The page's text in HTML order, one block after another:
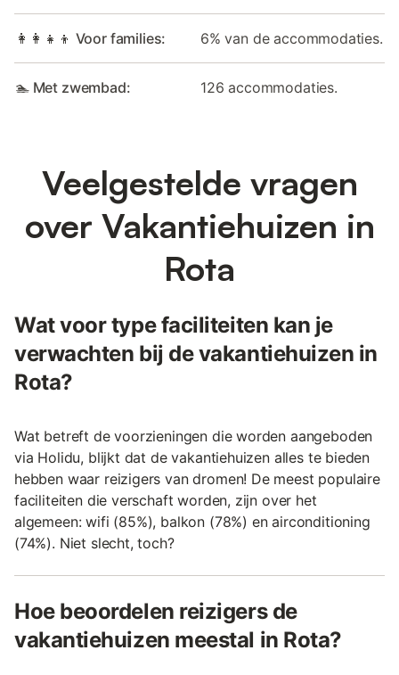
👩‍👩‍👧‍👦 Voor families: 6% van de accommodaties.
🏊 Met zwembad: 126 accommodaties.
Veelgestelde vragen
over Vakantiehuizen in
Rota
Wat voor type faciliteiten kan je
verwachten bij de vakantiehuizen in
Rota?
Wat betreft de voorzieningen die worden aangeboden
via Holidu, blijkt dat de vakantiehuizen alles te bieden
hebben waar reizigers van dromen! De meest populaire
faciliteiten die verschaft worden, zijn over het
algemeen: wifi (85%), balkon (78%) en airconditioning
(74%). Niet slecht, toch?
Hoe beoordelen reizigers de
vakantiehuizen meestal in Rota?